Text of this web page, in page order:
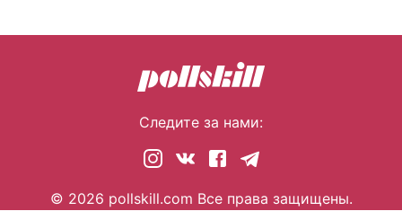
Следите за нами:
© 2026 pollskill.com Все права защищены.